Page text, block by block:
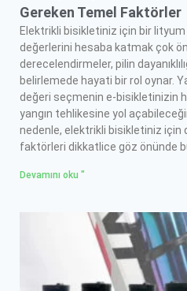
Gereken Temel Faktörler
Elektrikli bisikletiniz için bir
değerlerini hesaba katmak çok
derecelendirmeler, pilin
belirlemede hayati bir rol oynar.
değeri seçmenin e-bisikletinizin
yangın tehlikesine yol
nedenle, elektrikli bisikletiniz için
faktörleri dikkatlice göz önünde
Devamını oku "